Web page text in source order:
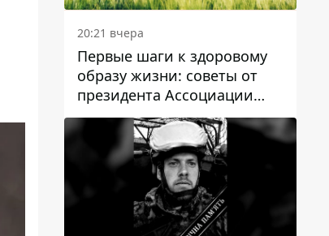
20:21 вчера
Первые шаги к здоровому
образу жизни: советы от
президента Ассоциации
диетологов Украины